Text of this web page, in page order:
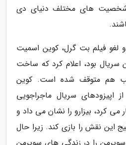
شخصیت های مختلف دنیای دی
لغو فیلم بت گرل، کوین اسمیت
سریال بود، اعلام کرد که ساخت
هم متوقف شده است. کوین
اپیزودهای سریال ماجراجویی
کرد، بیزارو را نشان می داد و
این نقش را بازی کند. زیرا حال